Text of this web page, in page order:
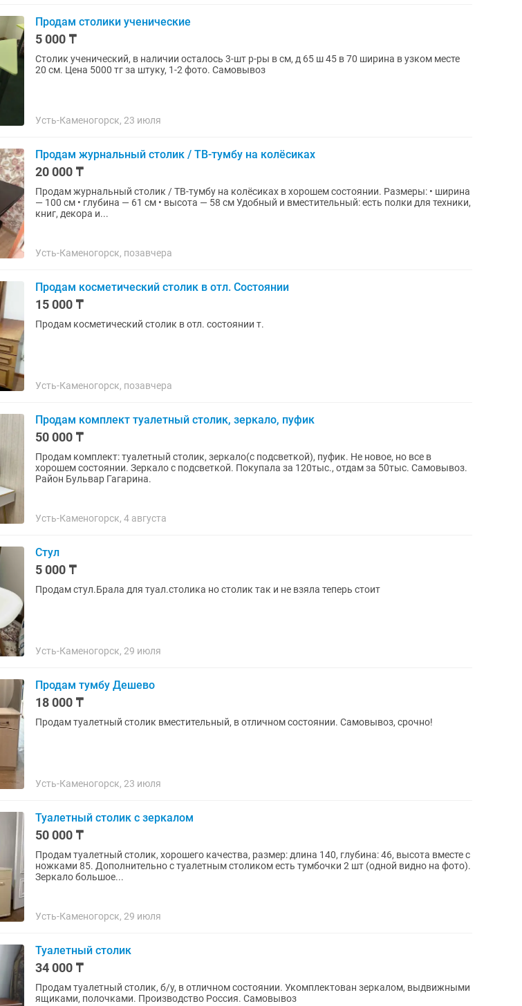
Продам столики ученические
5 000 ₸
Столик ученический, в наличии осталось 3-шт р-ры в см, д 65 ш 45 в 70 ширина в узком месте
20 см. Цена 5000 тг за штуку, 1-2 фото. Самовывоз
Усть-Каменогорск, 23 июля
Продам журнальный столик / ТВ-тумбу на колёсиках
20 000 ₸
Продам журнальный столик / ТВ-тумбу на колёсиках в хорошем состоянии. Размеры: • ширина
— 100 см • глубина — 61 см • высота — 58 см Удобный и вместительный: есть полки для техники,
книг, декора и...
Усть-Каменогорск, позавчера
Продам косметический столик в отл. Состоянии
15 000 ₸
Продам косметический столик в отл. состоянии т.
Усть-Каменогорск, позавчера
Продам комплект туалетный столик, зеркало, пуфик
50 000 ₸
Продам комплект: туалетный столик, зеркало(с подсветкой), пуфик. Не новое, но все в
хорошем состоянии. Зеркало с подсветкой. Покупала за 120тыс., отдам за 50тыс. Самовывоз.
Район Бульвар Гагарина.
Усть-Каменогорск, 4 августа
Стул
5 000 ₸
Продам стул.Брала для туал.столика но столик так и не взяла теперь стоит
Усть-Каменогорск, 29 июля
Продам тумбу Дешево
18 000 ₸
Продам туалетный столик вместительный, в отличном состоянии. Самовывоз, срочно!
Усть-Каменогорск, 23 июля
Туалетный столик с зеркалом
50 000 ₸
Продам туалетный столик, хорошего качества, размер: длина 140, глубина: 46, высота вместе с
ножками 85. Дополнительно с туалетным столиком есть тумбочки 2 шт (одной видно на фото).
Зеркало большое...
Усть-Каменогорск, 29 июля
Туалетный столик
34 000 ₸
Продам туалетный столик, б/у, в отличном состоянии. Укомплектован зеркалом, выдвижными
ящиками, полочками. Производство Россия. Самовывоз